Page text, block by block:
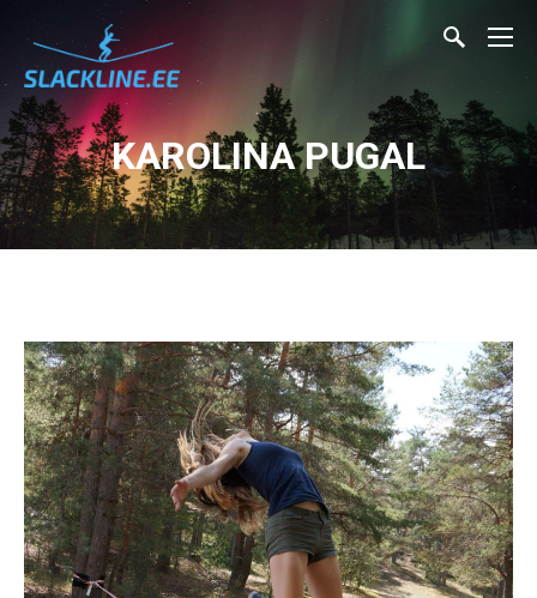
KAROLINA PUGAL